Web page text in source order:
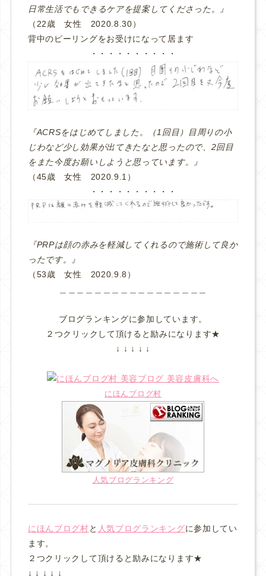
日常生活でもできるケアを提案してくださった。』
（22歳 女性 2020.8.30）
背中のピーリングをお受けになって居ます
・・・・・・・・・・
『ACRSをはじめてしました。（1回目）目周りの小
じわなど少し効果が出てきたなと思ったので、2回目
をまた今度お願いしようと思っています。』
（45歳 女性 2020.9.1）
・・・・・・・・・・
『PRPは顔の赤みを軽減してくれるので施術して良か
ったです。』
（53歳 女性 2020.9.8）
ブログランキングに参加しています。
２つクリックして頂けると励みになります★
↓ ↓ ↓ ↓ ↓
にほんブログ村
人気ブログランキング
にほんブログ村と 人気ブログランキングに参加してい
ます。
２つクリックして頂けると励みになります★
↓ ↓ ↓ ↓ ↓